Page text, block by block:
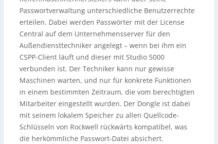
Passwortverwaltung unterschiedliche Benutzerrechte
erteilen. Dabei werden Passwörter mit der License
Central auf dem Unternehmensserver für den
Außendiensttechniker angelegt – wenn bei ihm ein
CSPP-Client läuft und dieser mit Studio 5000
verbunden ist. Der Techniker kann nur gewisse
Maschinen warten, und nur für konkrete Funktionen
in einem bestimmten Zeitraum, die vom berechtigten
Mitarbeiter eingestellt wurden. Der Dongle ist dabei
mit seinem lokalem Speicher zu allen Quellcode-
Schlüsseln von Rockwell rückwärts kompatibel, was
die herkömmliche Passwort-Datei absichert.